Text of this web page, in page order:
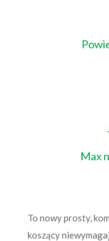
Max
To nowy prosty,
koszący